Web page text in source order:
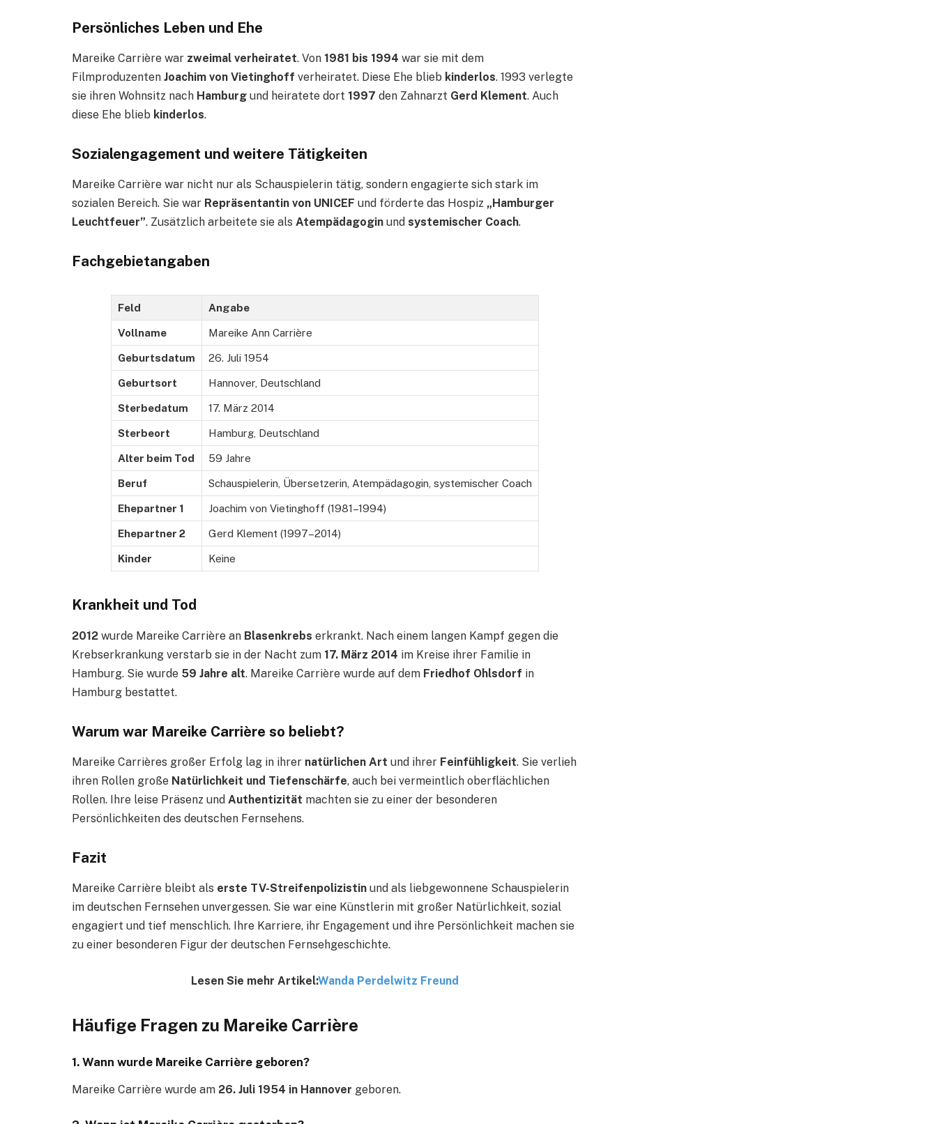
Persönliches Leben und Ehe
Mareike Carrière war zweimal verheiratet. Von 1981 bis 1994 war sie mit dem
Filmproduzenten Joachim von Vietinghoff verheiratet. Diese Ehe blieb kinderlos. 1993 verlegte
sie ihren Wohnsitz nach Hamburg und heiratete dort 1997 den Zahnarzt Gerd Klement. Auch
diese Ehe blieb kinderlos.
Sozialengagement und weitere Tätigkeiten
Mareike Carrière war nicht nur als Schauspielerin tätig, sondern engagierte sich stark im
sozialen Bereich. Sie war Repräsentantin von UNICEF und förderte das Hospiz „Hamburger
Leuchtfeuer”. Zusätzlich arbeitete sie als Atempädagogin und systemischer Coach.
Fachgebietangaben
Feld Angabe
Vollname Mareike Ann Carrière
Geburtsdatum 26. Juli 1954
Geburtsort Hannover, Deutschland
Sterbedatum 17. März 2014
Sterbeort Hamburg, Deutschland
Alter beim Tod 59 Jahre
Beruf Schauspielerin, Übersetzerin, Atempädagogin, systemischer Coach
Ehepartner 1 Joachim von Vietinghoff (1981–1994)
Ehepartner 2 Gerd Klement (1997–2014)
Kinder Keine
Krankheit und Tod
2012 wurde Mareike Carrière an Blasenkrebs erkrankt. Nach einem langen Kampf gegen die
Krebserkrankung verstarb sie in der Nacht zum 17. März 2014 im Kreise ihrer Familie in
Hamburg. Sie wurde 59 Jahre alt. Mareike Carrière wurde auf dem Friedhof Ohlsdorf in
Hamburg bestattet.
Warum war Mareike Carrière so beliebt?
Mareike Carrières großer Erfolg lag in ihrer natürlichen Art und ihrer Feinfühligkeit. Sie verlieh
ihren Rollen große Natürlichkeit und Tiefenschärfe, auch bei vermeintlich oberflächlichen
Rollen. Ihre leise Präsenz und Authentizität machten sie zu einer der besonderen
Persönlichkeiten des deutschen Fernsehens.
Fazit
Mareike Carrière bleibt als erste TV-Streifenpolizistin und als liebgewonnene Schauspielerin
im deutschen Fernsehen unvergessen. Sie war eine Künstlerin mit großer Natürlichkeit, sozial
engagiert und tief menschlich. Ihre Karriere, ihr Engagement und ihre Persönlichkeit machen sie
zu einer besonderen Figur der deutschen Fernsehgeschichte.
Lesen Sie mehr Artikel:Wanda Perdelwitz Freund
Häufige Fragen zu Mareike Carrière
1. Wann wurde Mareike Carrière geboren?
Mareike Carrière wurde am 26. Juli 1954 in Hannover geboren.